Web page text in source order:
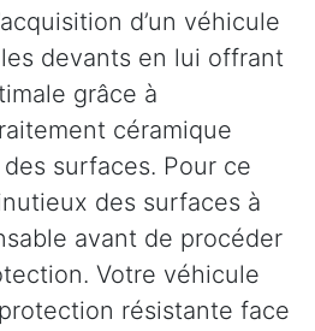
d’un véhicule
devants en lui offrant
grâce à
céramique
surfaces. Pour ce
des surfaces à
avant de procéder
Votre véhicule
résistante face